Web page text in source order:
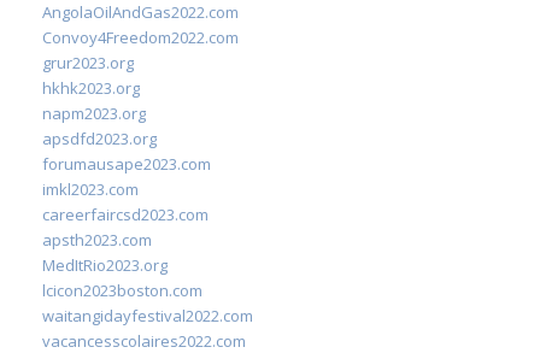
AngolaOilAndGas2022.com
Convoy4Freedom2022.com
grur2023.org
hkhk2023.org
napm2023.org
apsdfd2023.org
forumausape2023.com
imkl2023.com
careerfaircsd2023.com
apsth2023.com
MedItRio2023.org
lcicon2023boston.com
waitangidayfestival2022.com
vacancesscolaires2022.com